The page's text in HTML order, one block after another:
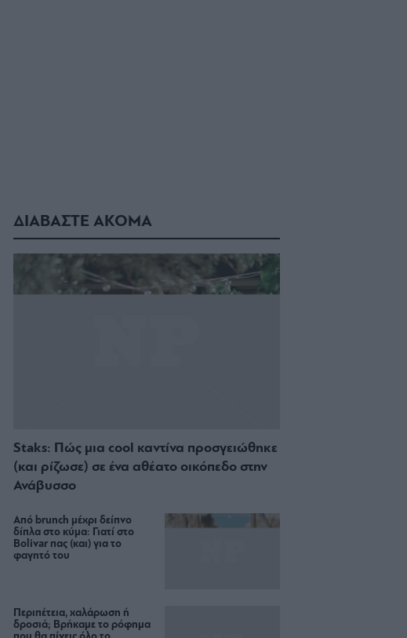
ΔΙΑΒΑΣΤΕ ΑΚΟΜΑ
Staks: Πώς μια cool καντίνα προσγειώθηκε
(και ρίζωσε) σε ένα αθέατο οικόπεδο στην
Ανάβυσσο
Από brunch μέχρι δείπνο
δίπλα στο κύμα: Γιατί στο
Bolivar πας (και) για το
φαγητό του
Περιπέτεια, χαλάρωση ή
δροσιά; Βρήκαμε το ρόφημα